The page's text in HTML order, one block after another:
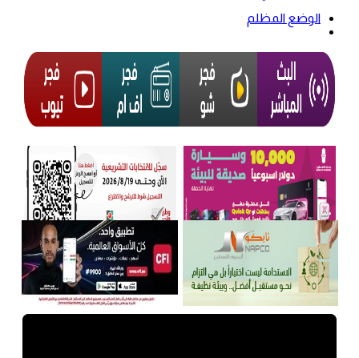
الوضع المظلم